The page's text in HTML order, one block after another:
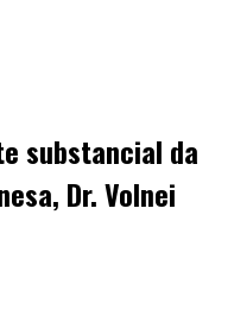
substancial da
Dr. Volnei